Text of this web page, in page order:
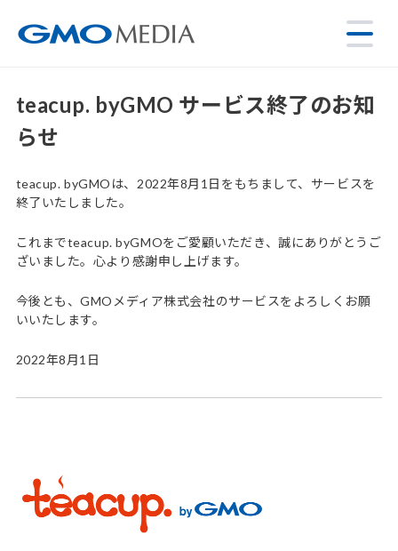
teacup. byGMO サービス終了のお知
らせ
teacup. byGMOは、2022年8月1日をもちまして、サービスを
終了いたしました。
これまでteacup. byGMOをご愛顧いただき、誠にありがとうご
ざいました。心より感謝申し上げます。
今後とも、GMOメディア株式会社のサービスをよろしくお願
いいたします。
2022年8月1日